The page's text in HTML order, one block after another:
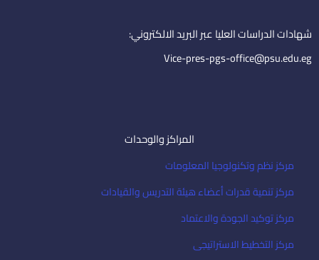
i
l
شهادات الدراسات العليا عبر البريد الالكتروني:
Vice-pres-pgs-office@psu.edu.eg
المراكز والوحدات
مركز نظم وتكنولوجيا المعلومات
مركز تنمية قدرات أعضاء هيئة التدريس والقيادات
مركز توكيد الجودة والاعتماد
مركز التخطيط الاستراتيجى